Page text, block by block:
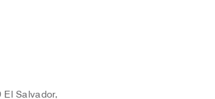
Salvador,